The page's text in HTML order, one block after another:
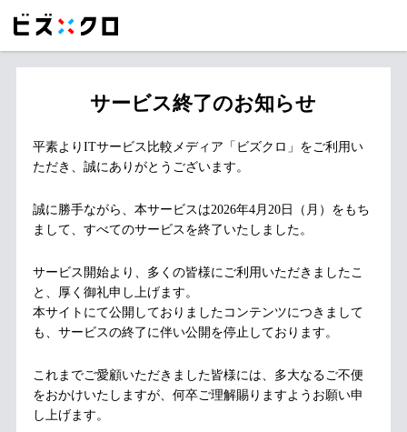
サービス終了のお知らせ
平素よりITサービス比較メディア「ビズクロ」をご利用い
ただき、誠にありがとうございます。
誠に勝手ながら、本サービスは2026年4月20日（月）をもち
まして、すべてのサービスを終了いたしました。
サービス開始より、多くの皆様にご利用いただきましたこ
と、厚く御礼申し上げます。
本サイトにて公開しておりましたコンテンツにつきまして
も、サービスの終了に伴い公開を停止しております。
これまでご愛顧いただきました皆様には、多大なるご不便
をおかけいたしますが、何卒ご理解賜りますようお願い申
し上げます。